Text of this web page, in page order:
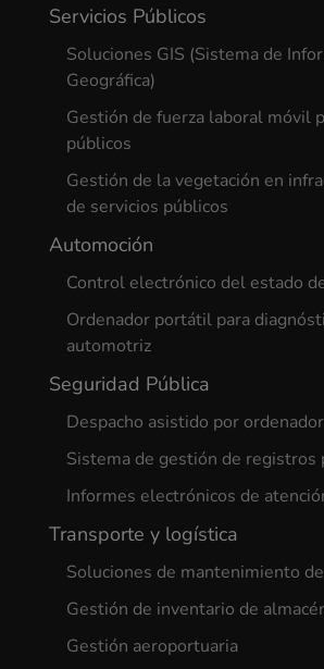
Servicios Públicos
Soluciones GIS (Sistema de
Geográfica)
Gestión de fuerza laboral móvil
públicos
Gestión de la vegetación en
de servicios públicos
Automoción
Control electrónico del estado
Ordenador portátil para
automotriz
Seguridad Pública
Despacho asistido por ordenador
Sistema de gestión de registros
Informes electrónicos de
Transporte y logística
Soluciones de mantenimiento
Gestión de inventario de
Gestión aeroportuaria